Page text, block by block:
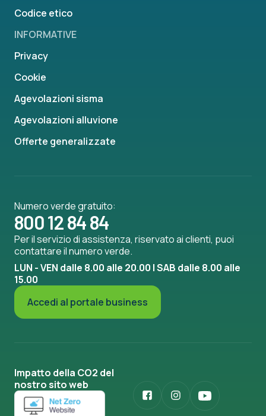
Codice etico
INFORMATIVE
Privacy
Cookie
Agevolazioni sisma
Agevolazioni alluvione
Offerte generalizzate
Numero verde gratuito:
800 12 84 84
Per il servizio di assistenza, riservato ai clienti, puoi
contattare il numero verde.
LUN - VEN dalle 8.00 alle 20.00 | SAB dalle 8.00 alle
15.00
Accedi al portale business
Impatto della CO2 del
nostro sito web